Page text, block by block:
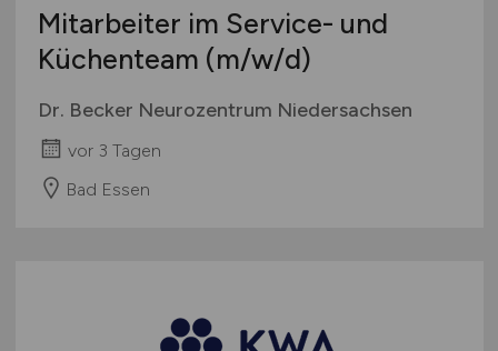
Mitarbeiter im Service- und
Küchenteam (m/w/d)
Dr. Becker Neurozentrum Niedersachsen
vor 3 Tagen
Bad Essen